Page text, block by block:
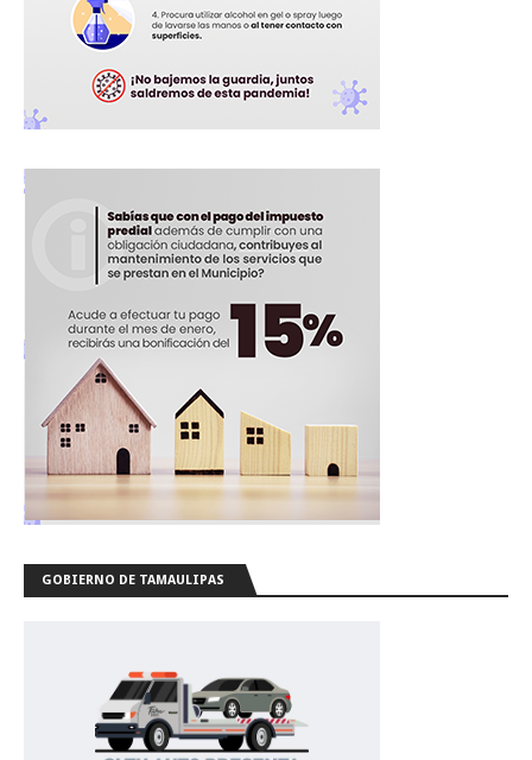
GOBIERNO DE TAMAULIPAS